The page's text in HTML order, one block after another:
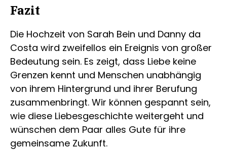
Fazit
Die Hochzeit von Sarah Bein und Danny da
Costa wird zweifellos ein Ereignis von großer
Bedeutung sein. Es zeigt, dass Liebe keine
Grenzen kennt und Menschen unabhängig
von ihrem Hintergrund und ihrer Berufung
zusammenbringt. Wir können gespannt sein,
wie diese Liebesgeschichte weitergeht und
wünschen dem Paar alles Gute für ihre
gemeinsame Zukunft.